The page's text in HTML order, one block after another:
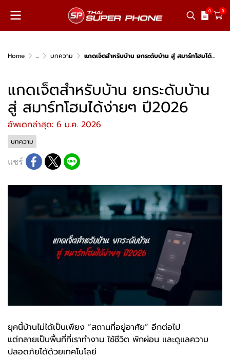
0 0
Home ... บทความ แกดเจ็ตสำหรับบ้าน ยกระดับบ้าน สู่ สมาร์ทโฮมได้ง่ายๆ ปี2026
แกดเจ็ตสำหรับบ้าน ยกระดับบ้าน
สู่ สมาร์ทโฮมได้ง่ายๆ ปี2026
อัพเดทล่าสุด: 6 ม.ค. 2026
บทความ
แชร์
ยุคนี้บ้านไม่ได้เป็นเพียง “สถานที่อยู่อาศัย” อีกต่อไป
แต่กลายเป็นพื้นที่ที่เราทำงาน ใช้ชีวิต พักผ่อน และดูแลความ
ปลอดภัยได้ด้วยเทคโนโลยี